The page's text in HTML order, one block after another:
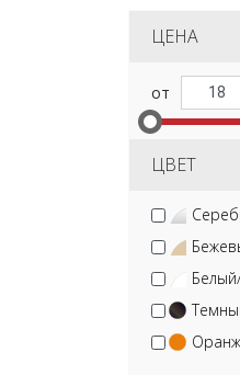
ЦЕНА
ЦВЕТ